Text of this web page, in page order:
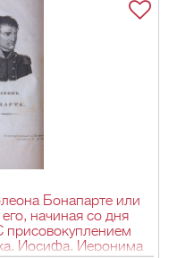
Бонапарте или
начиная со дня
присовокуплением
Иосифа, Иеронима